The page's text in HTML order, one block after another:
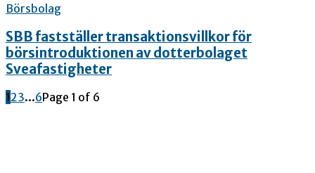
Börsbolag
SBB fastställer transaktionsvillkor för
börsintroduktionen av dotterbolaget
Sveafastigheter
123...6Page 1 of 6